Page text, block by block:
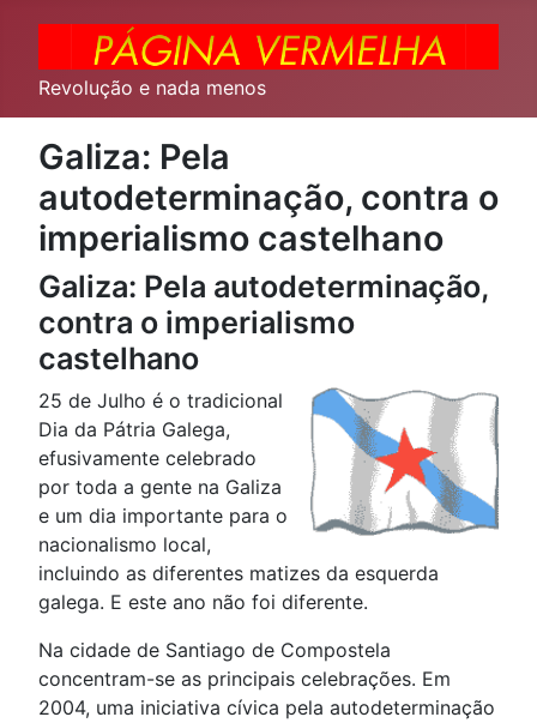
Revolução e nada menos
Galiza: Pela
autodeterminação, contra o
imperialismo castelhano
Galiza: Pela autodeterminação,
contra o imperialismo
castelhano
25 de Julho é o tradicional
Dia da Pátria Galega,
efusivamente celebrado
por toda a gente na Galiza
e um dia importante para o
nacionalismo local,
incluindo as diferentes matizes da esquerda
galega. E este ano não foi diferente.
Na cidade de Santiago de Compostela
concentram-se as principais celebrações. Em
2004, uma iniciativa cívica pela autodeterminação